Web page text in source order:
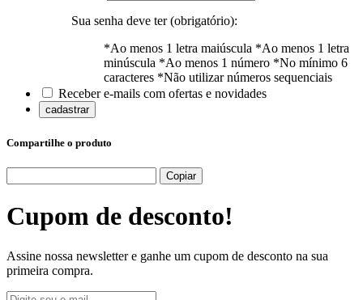
Sua senha deve ter (obrigatório):
*Ao menos 1 letra maiúscula *Ao menos 1 letra
minúscula *Ao menos 1 número *No mínimo 6
caracteres *Não utilizar números sequenciais
Receber e-mails com ofertas e novidades
cadastrar
Compartilhe o produto
Copiar
Cupom de desconto!
Assine nossa newsletter e ganhe um cupom de desconto na sua
primeira compra.